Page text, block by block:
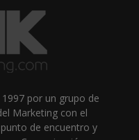
por un grupo de
Marketing con el
de encuentro y